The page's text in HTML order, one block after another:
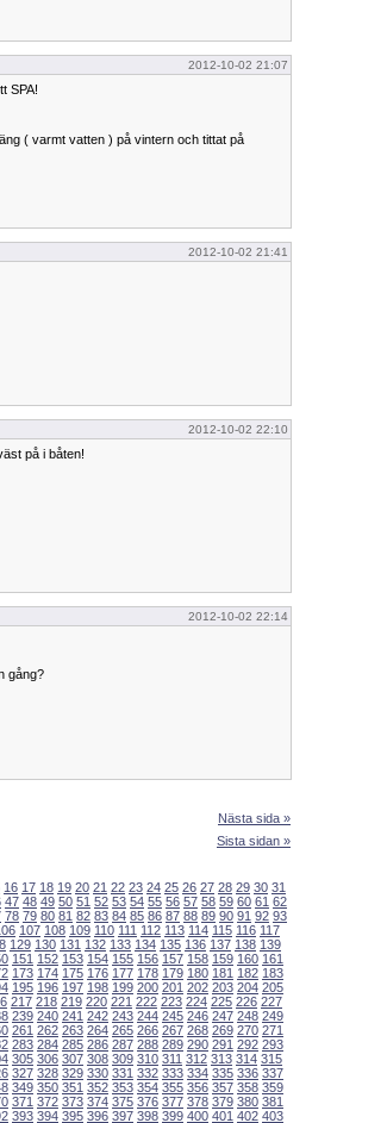
2012-10-02 21:07
SPA!
( varmt vatten ) på vintern och tittat på
2012-10-02 21:41
2012-10-02 22:10
på i båten!
2012-10-02 22:14
gång?
Nästa sida »
Sista sidan »
16 17 18 19 20 21 22 23 24 25 26 27 28 29 30 31
47 48 49 50 51 52 53 54 55 56 57 58 59 60 61 62
78 79 80 81 82 83 84 85 86 87 88 89 90 91 92 93
107 108 109 110 111 112 113 114 115 116 117
129 130 131 132 133 134 135 136 137 138 139
151 152 153 154 155 156 157 158 159 160 161
173 174 175 176 177 178 179 180 181 182 183
195 196 197 198 199 200 201 202 203 204 205
217 218 219 220 221 222 223 224 225 226 227
239 240 241 242 243 244 245 246 247 248 249
261 262 263 264 265 266 267 268 269 270 271
283 284 285 286 287 288 289 290 291 292 293
305 306 307 308 309 310 311 312 313 314 315
327 328 329 330 331 332 333 334 335 336 337
349 350 351 352 353 354 355 356 357 358 359
371 372 373 374 375 376 377 378 379 380 381
393 394 395 396 397 398 399 400 401 402 403